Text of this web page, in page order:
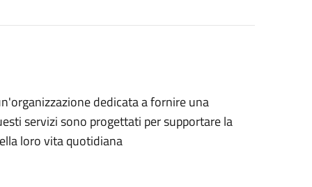
dedicata a fornire una
servizi sono progettati per supportare la
loro vita quotidiana